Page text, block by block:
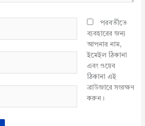
পরবর্তীতে
ব্যবহারের জন্য
আপনার নাম,
ইমেইল ঠিকানা
এবং ওয়েব
ঠিকানা এই
ব্রাউজারে সংরক্ষণ
করুন।